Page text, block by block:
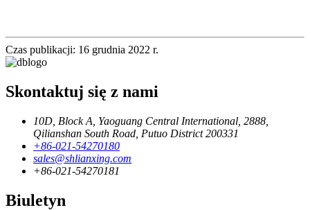
Czas publikacji: 16 grudnia 2022 r.
Skontaktuj się z nami
10D, Block A, Yaoguang Central International, 2888,
Qilianshan South Road, Putuo District 200331
+86-021-54270180
sales@shlianxing.com
+86-021-54270181
Biuletyn